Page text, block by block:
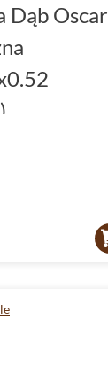
Dąb Oscar